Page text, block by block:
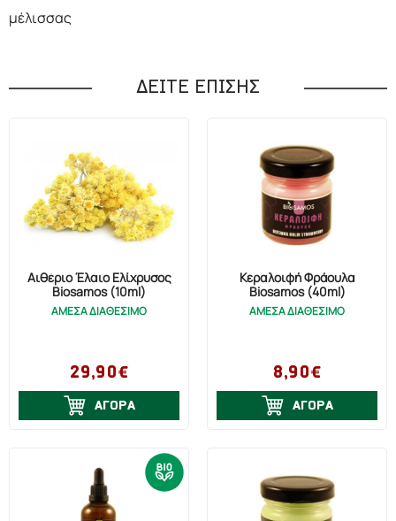
μέλισσας
ΔΕΙΤΕ ΕΠΙΣΗΣ
Αιθέριο Έλαιο Ελίχρυσος
Biosamos (10ml)
ΑΜΕΣΑ ΔΙΑΘΕΣΙΜΟ
29,90€
ΑΓΟΡΑ
Κεραλοιφή Φράουλα
Biosamos (40ml)
ΑΜΕΣΑ ΔΙΑΘΕΣΙΜΟ
8,90€
ΑΓΟΡΑ